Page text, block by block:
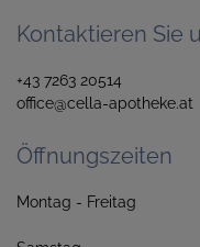
Kontaktieren Sie
+43 7263 20514
office@cella-apotheke.at
Öffnungszeiten
Montag -
14:30